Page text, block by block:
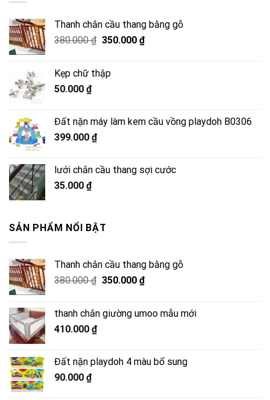
Thanh chắn cầu thang bằng gỗ
380.000₫ Giá
380.000 ₫.
350.000 ₫Giá
Kẹp chữ thập
50.000 ₫
Đất nặn máy làm kem cầu vồng playdoh B0306
399.000 ₫
lưới chắn cầu thang sợi cước
35.000 ₫
SẢN PHẨM NỔI BẬT
Thanh chắn cầu thang bằng gỗ
380.000₫ Giá
380.000 ₫.
350.000 ₫Giá
là:
thanh chắn giường umoo mẫu mới
410.000 ₫
Đất nặn playdoh 4 màu bổ sung
90.000 ₫